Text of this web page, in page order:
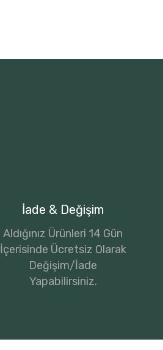
İade & Değişim
Aldığınız Ürünleri 14 Gün
İçerisinde Ücretsiz Olarak
Değişim/İade
Yapabilirsiniz.